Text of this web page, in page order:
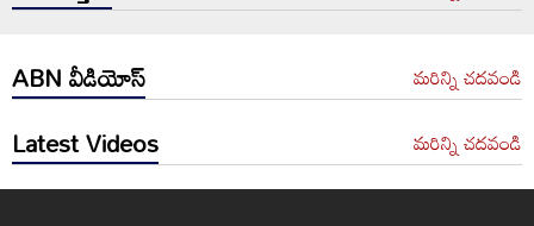
ABN వీడియోస్ మరిన్ని చదవండి
Latest Videos మరిన్ని చదవండి